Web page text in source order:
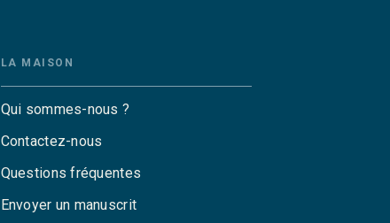
LA MAISON
Qui sommes-nous ?
Contactez-nous
Questions fréquentes
Envoyer un manuscrit